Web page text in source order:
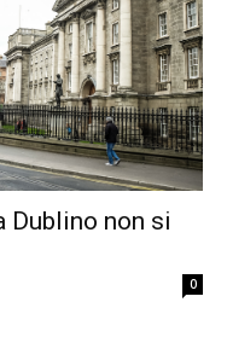
Dublino non si
0